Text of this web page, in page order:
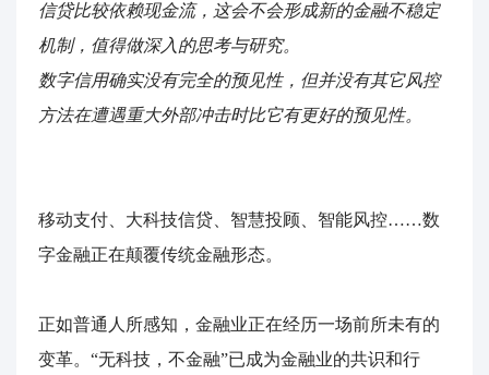
信贷比较依赖现金流，这会不会形成新的金融不稳定
机制，值得做深入的思考与研究。
数字信用确实没有完全的预见性，但并没有其它风控
方法在遭遇重大外部冲击时比它有更好的预见性。
移动支付、大科技信贷、智慧投顾、智能风控……数
字金融正在颠覆传统金融形态。
正如普通人所感知，金融业正在经历一场前所未有的
变革。“无科技，不金融”已成为金融业的共识和行